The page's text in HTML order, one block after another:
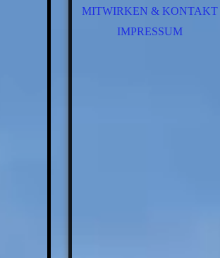
MAI 26
KONST. SITZUNG APR´26
MITWIRKEN & KONTAKT
IMPRESSUM